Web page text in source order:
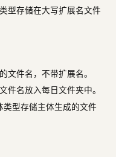
型存储在大写扩展名文件
文件名，不带扩展名。
件名放入每日文件夹中。
类型存储主体生成的文件